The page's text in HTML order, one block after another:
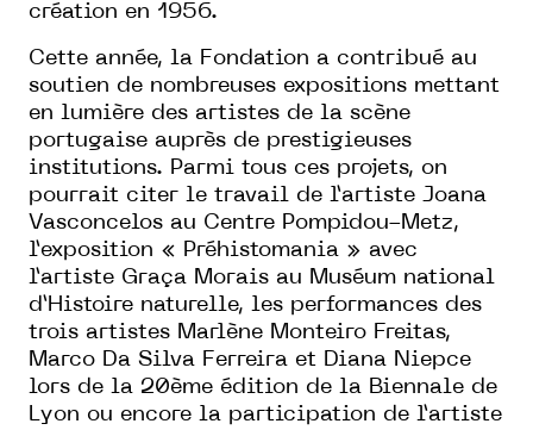
création en 1956.
Cette année, la Fondation a contribué au
soutien de nombreuses expositions mettant
en lumière des artistes de la scène
portugaise auprès de prestigieuses
institutions. Parmi tous ces projets, on
pourrait citer le travail de l’artiste Joana
Vasconcelos au Centre Pompidou-Metz,
l’exposition « Préhistomania » avec
l’artiste Graça Morais au Muséum national
d’Histoire naturelle, les performances des
trois artistes Marlène Monteiro Freitas,
Marco Da Silva Ferreira et Diana Niepce
lors de la 20ème édition de la Biennale de
Lyon ou encore la participation de l’artiste